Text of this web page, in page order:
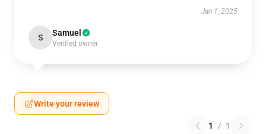
Jan 1, 2025
S Samuel
Verified owner
Write your review
1 / 1